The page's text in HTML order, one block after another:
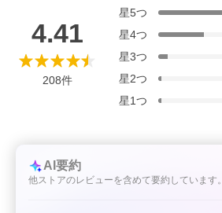
4.41
208件
星5つ
星4つ
星3つ
星2つ
星1つ
AI要約
他ストアのレビューを含めて要約しています。